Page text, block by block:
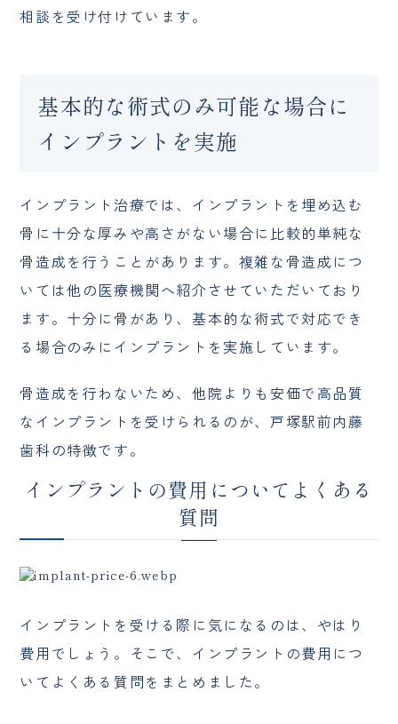
相談を受け付けています。
基本的な術式のみ可能な場合に
インプラントを実施
インプラント治療では、インプラントを埋め込む
骨に十分な厚みや高さがない場合に比較的単純な
骨造成を行うことがあります。複雑な骨造成につ
いては他の医療機関へ紹介させていただいており
ます。十分に骨があり、基本的な術式で対応でき
る場合のみにインプラントを実施しています。
骨造成を行わないため、他院よりも安価で高品質
なインプラントを受けられるのが、戸塚駅前内藤
歯科の特徴です。
インプラントの費用についてよくある
質問
インプラントを受ける際に気になるのは、やはり
費用でしょう。そこで、インプラントの費用につ
いてよくある質問をまとめました。